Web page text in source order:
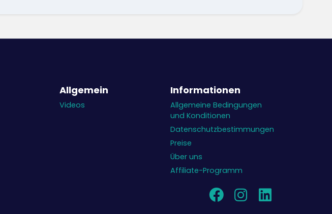
Allgemein
Videos
Informationen
Allgemeine Bedingungen
und Konditionen
Datenschutzbestimmungen
Preise
Über uns
Affiliate-Programm